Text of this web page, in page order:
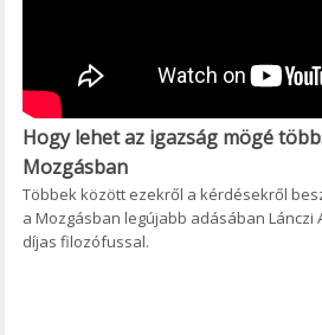
Hogy lehet az igazság mögé
Mozgásban
Többek között ezekről a kérdésekről
a Mozgásban legújabb adásában Lánczi
díjas filozófussal.